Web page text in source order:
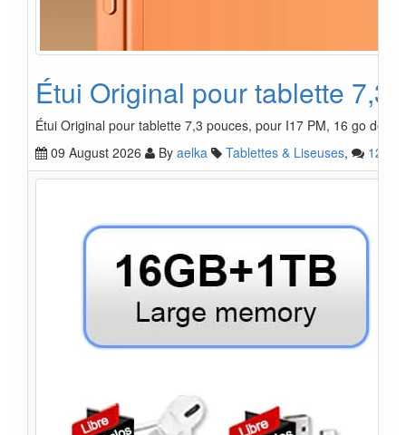
Étui Original pour tablette
Étui Original pour tablette 7,3 pouces, pour I17 PM, 16 go de
09 August 2026
By aelka Tablettes & Liseuses, 12